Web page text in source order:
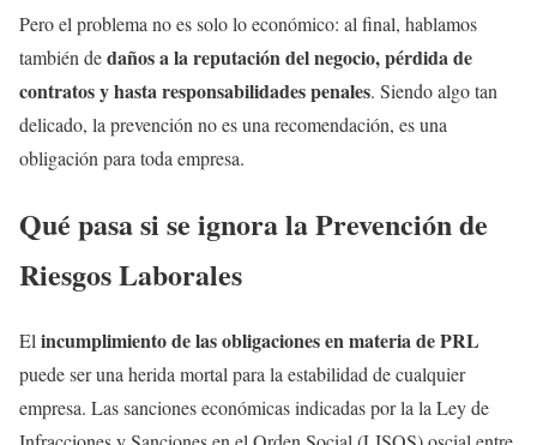
Pero el problema no es solo lo económico: al final, hablamos
también dedaños a la reputación del negocio, pérdida de
contratos y hasta responsabilidades penales. Siendo algo tan
delicado, la prevención no es una recomendación, es una
obligación para toda empresa.
Qué pasa si se ignora la Prevención de
Riesgos Laborales
El incumplimiento de las obligaciones en materia de PRL
puede ser una herida mortal para la estabilidad de cualquier
empresa. Las sanciones económicas indicadas por la la Ley de